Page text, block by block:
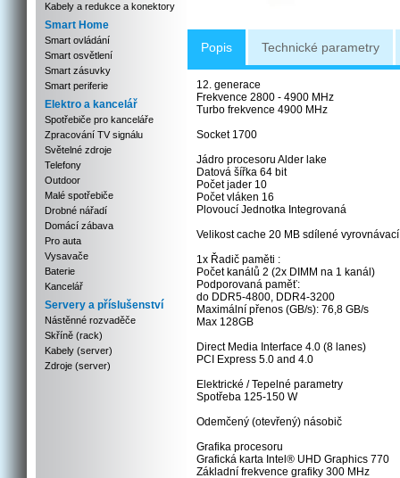
Kabely a redukce a konektory
Smart Home
Smart ovládání
Smart osvětlení
Smart zásuvky
Smart periferie
Elektro a kancelář
Spotřebiče pro kanceláře
Zpracování TV signálu
Světelné zdroje
Telefony
Outdoor
Malé spotřebiče
Drobné nářadí
Domácí zábava
Pro auta
Vysavače
Baterie
Kancelář
Servery a příslušenství
Nástěnné rozvaděče
Skříně (rack)
Kabely (server)
Zdroje (server)
Popis Technické parametry
12. generace
Frekvence 2800 - 4900 MHz
Turbo frekvence 4900 MHz
Socket 1700
Jádro procesoru Alder lake
Datová šířka 64 bit
Počet jader 10
Počet vláken 16
Plovoucí Jednotka Integrovaná
Velikost cache 20 MB sdílené
1x Řadič paměti :
Počet kanálů 2 (2x DIMM na 1 kanál)
Podporovaná paměť:
do DDR5-4800, DDR4-3200
Maximální přenos (GB/s): 76,8 GB/s
Max 128GB
Direct Media Interface 4.0 (8 lanes)
PCI Express 5.0 and 4.0
Elektrické / Tepelné parametry
Spotřeba 125-150 W
Odemčený (otevřený) násobič
Grafika procesoru
Grafická karta Intel® UHD Graphics 770
Základní frekvence grafiky 300 MHz